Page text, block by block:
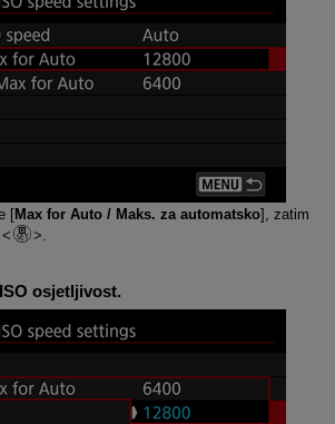
[Max for Auto / Maks. za automatsko], zatim
osjetljivost.